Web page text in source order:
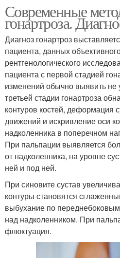
Современные
гонартроза.
Диагноз гонартроз
пациента, данных
рентгенологического
пациента с первой стадией
изменений обычно выявить не
третьей стадии гонартроза
контуров костей, деформация
движений и искривление оси
надколенника в поперечном
При пальпации выявляется
от надколенника, на уровне
ней и под ней.
При синовите сустав
контуры становятся
выбухание по
над надколенником. При
флюктуация.